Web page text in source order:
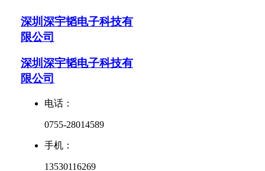
深圳深宇韬电子科技有
限公司
深圳深宇韬电子科技有
限公司
电话：
0755-28014589
手机：
13530116269